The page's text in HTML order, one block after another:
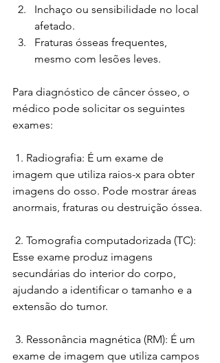
Inchaço ou sensibilidade no local
afetado.
Fraturas ósseas frequentes,
mesmo com lesões leves.
Para diagnóstico de câncer ósseo, o
médico pode solicitar os seguintes
exames:
imagem que utiliza raios-x para obter
imagens do osso. Pode mostrar áreas
anormais, fraturas ou destruição óssea.
Esse exame produz imagens
secundárias do interior do corpo,
ajudando a identificar o tamanho e a
extensão do tumor.
exame de imagem que utiliza campos